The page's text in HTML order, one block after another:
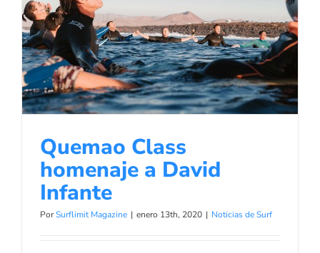
Quemao Class homenaje a David
Infante
Noticias de Surf
Quemao Class
homenaje a David
Infante
PorSurflimit Magazine | enero 13th, 2020 | Noticias de Surf